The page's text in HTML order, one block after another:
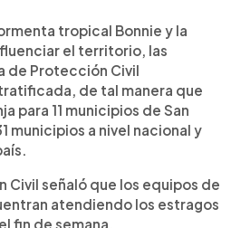
tropical Bonnie y la
el territorio, las
de Protección Civil
de tal manera que
para 11 municipios de San
municipios a nivel nacional y
Civil señaló que los equipos de
atendiendo los estragos
fin de semana.